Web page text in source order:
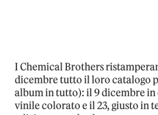
I Chemical Brothers
dicembre tutto il loro catalogo
album in tutto): il 9 dicembre
vinile colorato e il 23, giusto in